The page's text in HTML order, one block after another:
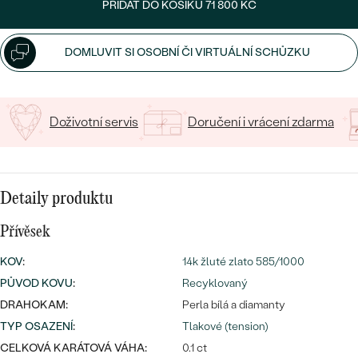
Nejprodávanější
snubní prsteny
PROHLÉDNOUT
DLE MATERIÁLU
ZLATO
PLATINA
STŘÍBRO
S DRAHOKAMY
S LAB-GROWN DIAMANTY
S PERLAMI
PERSONALIZOVANÉ
SYMBOLICKÉ
PODLE PŘÍLEŽITOSTI
PODLE BARVY
Nejprodávanější
CENOVĚ DOSTUPNÉ
LUXUSNÍ
CENOVĚ DOSTUPNÉ
LUXUSNÍ
PŘIDAT DO KOŠÍKU 71 800 KČ
DOMLUVIT SI OSOBNÍ ČI VIRTUÁLNÍ SCHŮZKU
Doživotní servis Doručení i vrácení zdarma
Detaily produktu
Přívěsek
KOV:
14k žluté zlato 585/1000
PŮVOD KOVU:
Recyklovaný
DRAHOKAM:
Perla bílá a diamanty
TYP OSAZENÍ:
Tlakové (tension)
CELKOVÁ KARÁTOVÁ VÁHA:
0.1 ct